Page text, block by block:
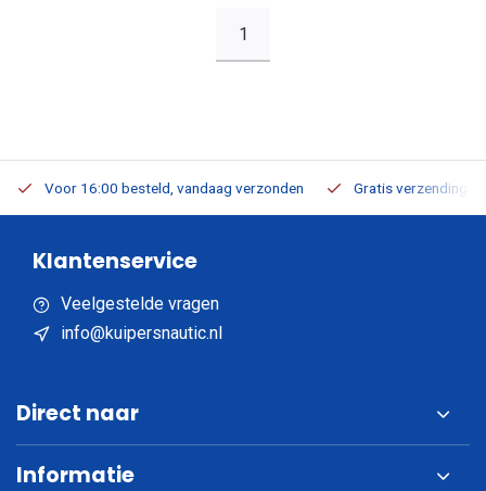
1
Voor 16:00 besteld, vandaag verzonden Gratis verzending
Klantenservice
Veelgestelde vragen
info@kuipersnautic.nl
Direct naar
Informatie